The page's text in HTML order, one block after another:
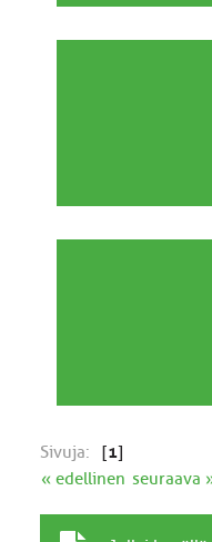
Sivuja: [1]
« edellinen seuraava